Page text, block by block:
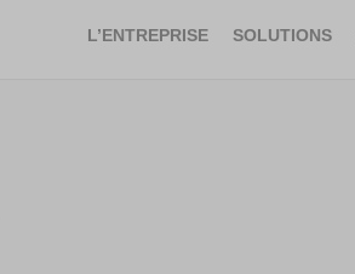
L’ENTREPRISE SOLUTIONS